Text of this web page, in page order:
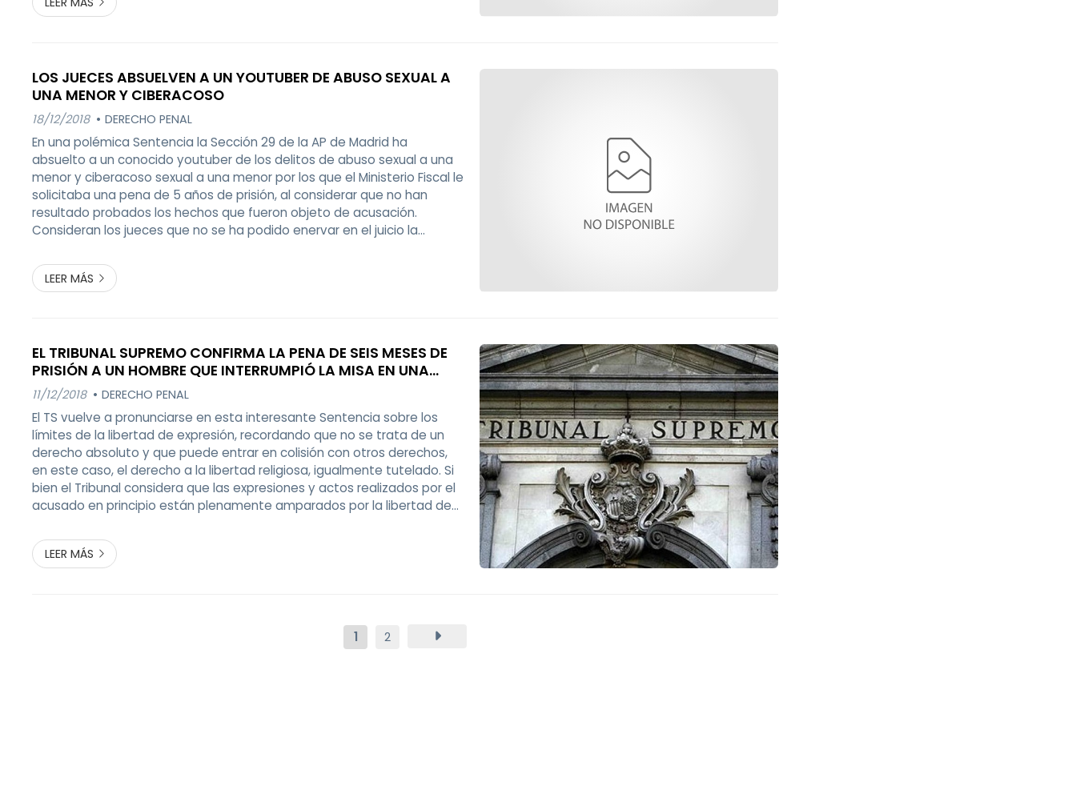
LOS JUECES ABSUELVEN A UN YOUTUBER DE ABUSO SEXUAL A
UNA MENOR Y CIBERACOSO
18/12/2018 DERECHO PENAL
En una polémica Sentencia la Sección 29 de la AP de Madrid ha
absuelto a un conocido youtuber de los delitos de abuso sexual a una
menor y ciberacoso sexual a una menor por los que el Ministerio Fiscal le
solicitaba una pena de 5 años de prisión, al considerar que no han
resultado probados los hechos que fueron objeto de acusación.
Consideran los jueces que no se ha podido enervar en el juicio la
de tener que elegir entre do...
LEER MÁS
EL TRIBUNAL SUPREMO CONFIRMA LA PENA DE SEIS MESES DE
PRISIÓN A UN HOMBRE QUE INTERRUMPIÓ LA MISA EN UNA
IGLESIA DE GIRONA CON CONSIGNAS A FAVOR DEL ABORTO
11/12/2018 DERECHO PENAL
El TS vuelve a pronunciarse en esta interesante Sentencia sobre los
límites de la libertad de expresión, recordando que no se trata de un
derecho absoluto y que puede entrar en colisión con otros derechos,
en este caso, el derecho a la libertad religiosa, igualmente tutelado. Si
bien el Tribunal considera que las expresiones y actos realizados por el
acusado en principio están plenamente amparados por la libertad de
idóneos y ...
LEER MÁS
1 2